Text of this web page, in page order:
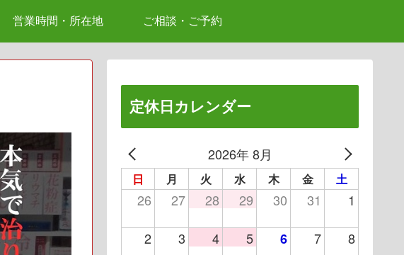
営業時間・所在地 ご相談・ご予約
定休日カレンダー
2026年 8月
日 月 火 水 木 金 土
26 27 28 29 30 31 1
2 3 4 5 6 7 8